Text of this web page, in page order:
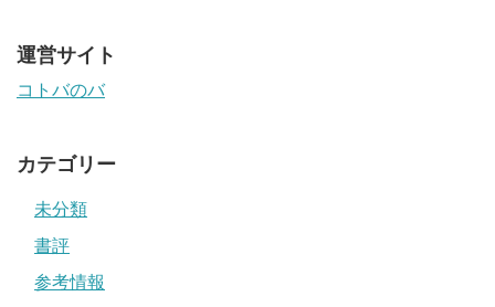
運営サイト
コトバのバ
カテゴリー
未分類
書評
参考情報